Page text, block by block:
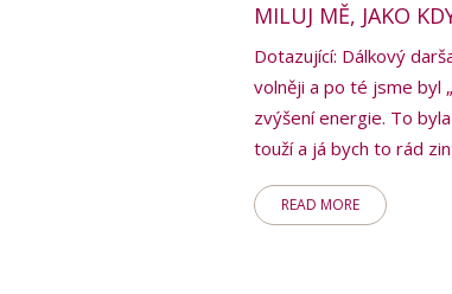
MILUJ MĚ, JAKO
Dotazující: Dálkový
volněji a po té jsme byl
zvýšení energie. To
touží a já bych to rád
READ MORE